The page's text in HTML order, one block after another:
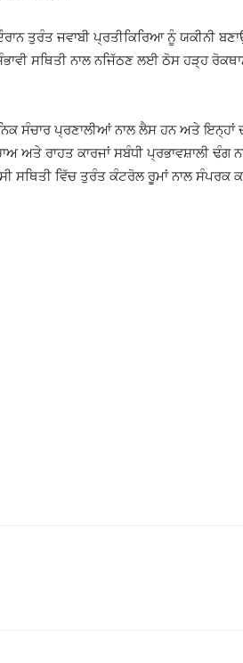
ਤੁਰੰਤ ਜਵਾਬੀ ਪ੍ਰਤੀਕਿਰਿਆ ਨੂੰ ਯਕੀਨੀ
ਸਥਿਤੀ ਨਾਲ ਨਜਿੱਠਣ ਲਈ ਠੋਸ ਹੜ੍ਹ
ਸੰਚਾਰ ਪ੍ਰਣਾਲੀਆਂ ਨਾਲ ਲੈਸ ਹਨ ਅਤੇ ਇਨ੍ਹਾਂ
ਅਤੇ ਰਾਹਤ ਕਾਰਜਾਂ ਸਬੰਧੀ ਪ੍ਰਭਾਵਸ਼ਾਲੀ ਢੰਗ
ਸਥਿਤੀ ਵਿੱਚ ਤੁਰੰਤ ਕੰਟਰੋਲ ਰੂਮਾਂ ਨਾਲ ਸੰਪਰਕ